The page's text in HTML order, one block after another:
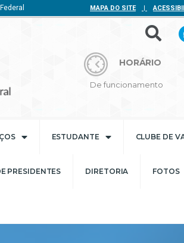
MAPA DO SITE |
HORÁRIO
De funcionamento
ESTUDANTE CLUBE DE
PRESIDENTES DIRETORIA FOTOS